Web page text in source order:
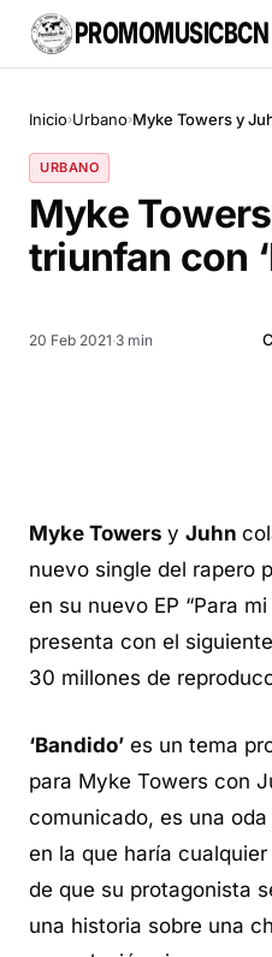
PROMOMUSICBCN
Inicio›Urbano›Myke Towers y
URBANO
Myke
triunfan con
20 Feb 2021·3 min
Myke Towers y Juhn
nuevo single del rapero
en su nuevo EP “Para
presenta con el
30 millones de
‘Bandido’ es un tema
para Myke Towers con
comunicado, es una
en la que haría
de que su protagonista
una historia sobre una